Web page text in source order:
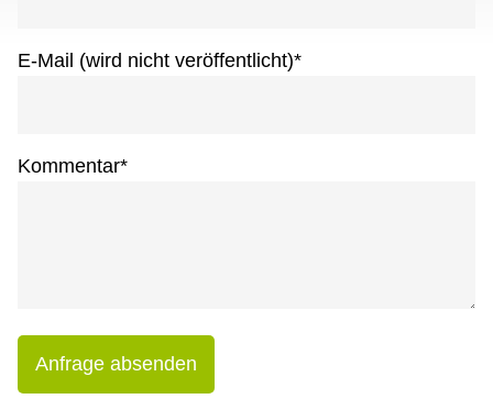
E-Mail (wird nicht veröffentlicht)*
Kommentar*
Anfrage absenden